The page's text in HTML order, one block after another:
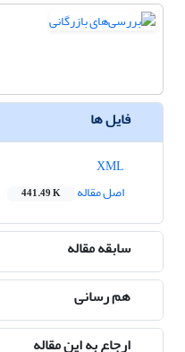
فایل ها
اصل مقاله
441.49 K
سابقه مقاله
هم رسانی
ارجاع به این مقاله